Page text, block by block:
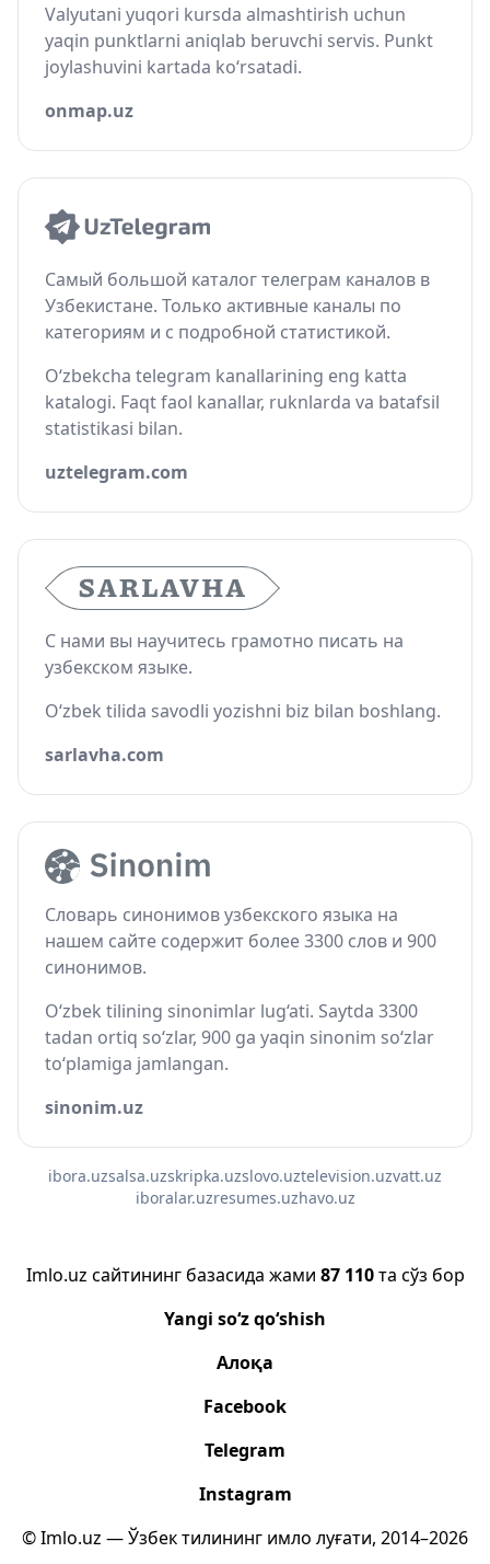
Valyutani yuqori kursda almashtirish uchun
yaqin punktlarni aniqlab beruvchi servis. Punkt
joylashuvini kartada ko‘rsatadi.
onmap.uz
Самый большой каталог телеграм каналов в
Узбекистане. Только активные каналы по
категориям и с подробной статистикой.
O‘zbekcha telegram kanallarining eng katta
katalogi. Faqt faol kanallar, ruknlarda va batafsil
statistikasi bilan.
uztelegram.com
С нами вы научитесь грамотно писать на
узбекском языке.
O‘zbek tilida savodli yozishni biz bilan boshlang.
sarlavha.com
Словарь синонимов узбекского языка на
нашем сайте содержит более 3300 слов и 900
синонимов.
O‘zbek tilining sinonimlar lug‘ati. Saytda 3300
tadan ortiq so‘zlar, 900 ga yaqin sinonim so‘zlar
to‘plamiga jamlangan.
sinonim.uz
ibora.uzsalsa.uzskripka.uzslovo.uztelevision.uzvatt.uz
iboralar.uzresumes.uzhavo.uz
Imlo.uz сайтининг базасида жами 87 110та сўз бор
Yangi so‘z qo‘shish
Алоқа
Facebook
Telegram
Instagram
© Imlo.uz — Ўзбек тилининг имло луғати, 2014–2026